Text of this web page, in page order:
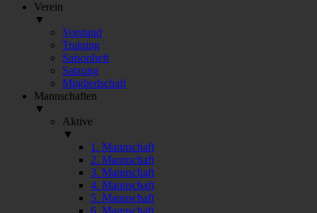
Verein
▼
Vorstand
Training
Saisonheft
Satzung
Mitgliedschaft
Mannschaften
▼
Aktive
▼
1. Mannschaft
2. Mannschaft
3. Mannschaft
4. Mannschaft
5. Mannschaft